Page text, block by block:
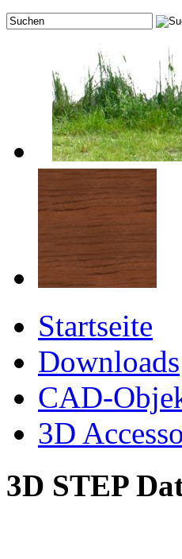
Startseite
Downloads
CAD-
3D
3D STEP